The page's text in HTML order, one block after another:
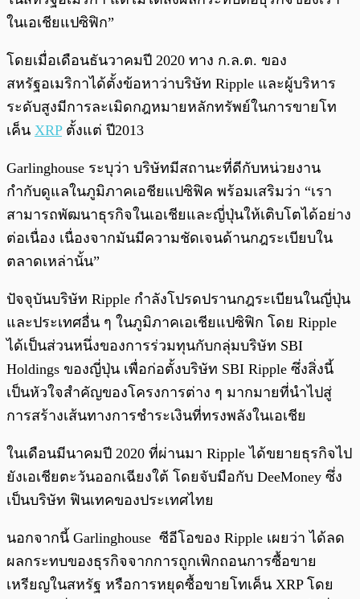
ในเอเชียแปซิฟิก”
โดยเมื่อเดือนธันวาคมปี 2020 ทาง ก.ล.ต. ของ
สหรัฐอเมริกาได้ตั้งข้อหาว่าบริษัท Ripple และผู้บริหาร
ระดับสูงมีการละเมิดกฎหมายหลักทรัพย์ในการขายโท
เค็น XRPตั้งแต่ ปี2013
Garlinghouse ระบุว่า บริษัทมีสถานะที่ดีกับหน่วยงาน
กำกับดูแลในภูมิภาคเอชียแปซิฟิค พร้อมเสริมว่า “เรา
สามารถพัฒนาธุรกิจในเอเชียและญี่ปุ่นให้เติบโตได้อย่าง
ต่อเนื่อง เนื่องจากมันมีความชัดเจนด้านกฎระเบียบใน
ตลาดเหล่านั้น”
ปัจจุบันบริษัท Ripple กำลังโปรดปรานกฎระเบียนในญี่ปุ่น
และประเทศอื่น ๆ ในภูมิภาคเอเชียแปซิฟิก โดย Ripple
ได้เป็นส่วนหนึ่งของการร่วมทุนกับกลุ่มบริษัท SBI
Holdings ของญี่ปุ่น เพื่อก่อตั้งบริษัท SBI Ripple ซึ่งสิ่งนี้
เป็นหัวใจสำคัญของโครงการต่าง ๆ มากมายที่นำไปสู่
การสร้างเส้นทางการชำระเงินที่ทรงพลังในเอเชีย
ในเดือนมีนาคมปี 2020 ที่ผ่านมา Ripple ได้ขยายธุรกิจไป
ยังเอเชียตะวันออกเฉียงใต้ โดยจับมือกับ DeeMoney ซึ่ง
เป็นบริษัท ฟินเทคของประเทศไทย
นอกจากนี้ Garlinghouse ซีอีโอของ Ripple เผยว่า ได้ลด
ผลกระทบของธุรกิจจากการถูกเพิกถอนการซื้อขาย
เหรียญในสหรัฐ หรือการหยุดซื้อขายโทเค็น XRP โดย